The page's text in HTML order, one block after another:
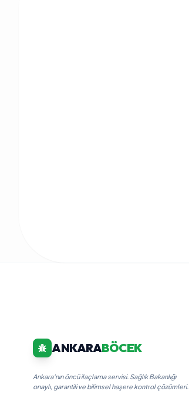
ANKARABÖCEK
Ankara'nın öncü ilaçlama servisi. Sağlık Bakanlığı
onaylı, garantili ve bilimsel haşere kontrol çözümleri.